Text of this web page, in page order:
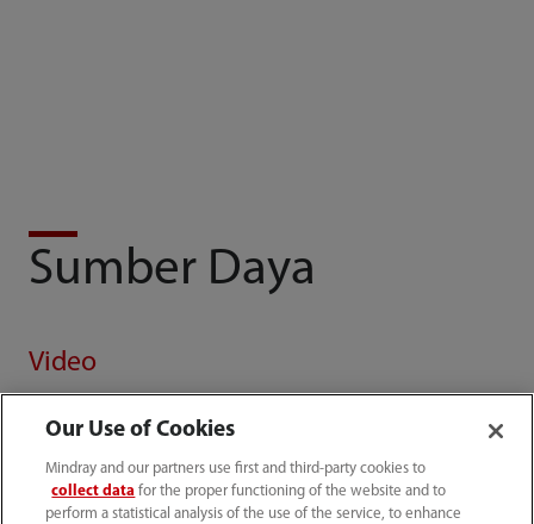
Sumber Daya
Video
Our Use of Cookies
Mindray and our partners use first and third-party cookies to
collect data for the proper functioning of the website and to
perform a statistical analysis of the use of the service, to enhance